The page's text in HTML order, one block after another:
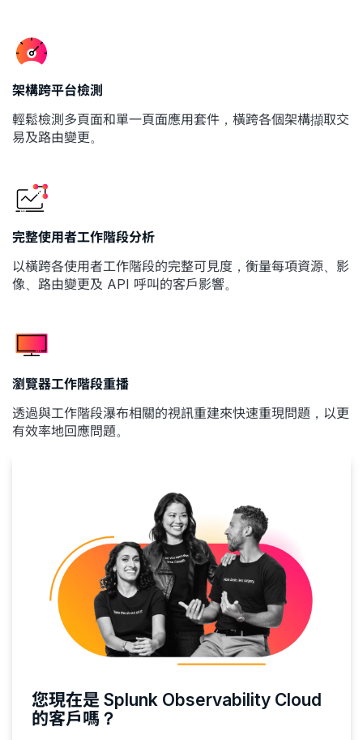
架構跨平台檢測
輕鬆檢測多頁面和單一頁面應用套件，橫跨各個架構擷取交
易及路由變更。
完整使用者工作階段分析
以橫跨各使用者工作階段的完整可見度，衡量每項資源、影
像、路由變更及 API 呼叫的客戶影響。
瀏覽器工作階段重播
透過與工作階段瀑布相關的視訊重建來快速重現問題，以更
有效率地回應問題。
您現在是 Splunk Observability Cloud
的客戶嗎？